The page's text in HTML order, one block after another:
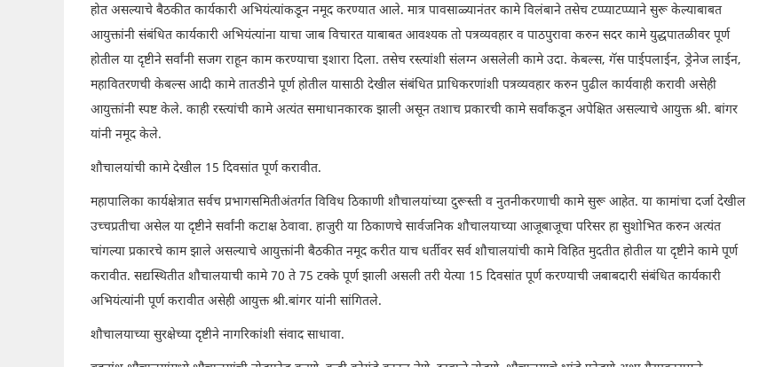
होत असल्याचे बैठकीत कार्यकारी अभियंत्यांकडून नमूद करण्यात आले. मात्र पावसाळ्यानंतर कामे विलंबाने तसेच टप्प्याटप्प्याने सुरू केल्याबाबत
आयुक्तांनी संबंधित कार्यकारी अभियंत्यांना याचा जाब विचारत याबाबत आवश्यक तो पत्रव्यवहार व पाठपुरावा करुन सदर कामे युद्धपातळीवर पूर्ण
होतील या दृष्टीने सर्वांनी सजग राहून काम करण्याचा इशारा दिला. तसेच रस्त्यांशी संलग्न असलेली कामे उदा. केबल्स, गॅस पाईपलाईन, ड्रेनेज लाईन,
महावितरणची केबल्स आदी कामे तातडीने पूर्ण होतील यासाठी देखील संबंधित प्राधिकरणांशी पत्रव्यवहार करुन पुढील कार्यवाही करावी असेही
आयुक्तांनी स्पष्ट केले. काही रस्त्यांची कामे अत्यंत समाधानकारक झाली असून तशाच प्रकारची कामे सर्वांकडून अपेक्षित असल्याचे आयुक्त श्री. बांगर
यांनी नमूद केले.
शौचालयांची कामे देखील 15 दिवसांत पूर्ण करावीत.
महापालिका कार्यक्षेत्रात सर्वच प्रभागसमितीअंतर्गत विविध ठिकाणी शौचालयांच्या दुरूस्ती व नुतनीकरणाची कामे सुरू आहेत. या कामांचा दर्जा देखील
उच्चप्रतीचा असेल या दृष्टीने सर्वांनी कटाक्ष ठेवावा. हाजुरी या ठिकाणचे सार्वजनिक शौचालयाच्या आजूबाजूचा परिसर हा सुशोभित करुन अत्यंत
चांगल्या प्रकारचे काम झाले असल्याचे आयुक्तांनी बैठकीत नमूद करीत याच धर्तीवर सर्व शौचालयांची कामे विहित मुदतीत होतील या दृष्टीने कामे पूर्ण
करावीत. सद्यस्थितीत शौचालयाची कामे 70 ते 75 टक्के पूर्ण झाली असली तरी येत्या 15 दिवसांत पूर्ण करण्याची जबाबदारी संबंधित कार्यकारी
अभियंत्यांनी पूर्ण करावीत असेही आयुक्त श्री.बांगर यांनी सांगितले.
शौचालयाच्या सुरक्षेच्या दृष्टीने नागरिकांशी संवाद साधावा.